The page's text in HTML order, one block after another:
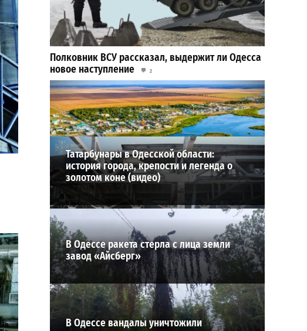
Полковник ВСУ рассказал, выдержит ли Одесса
новое наступление
2
27-07-2026 в 11:19
ВИБОР РЕДАКЦИИ
Татарбунары в Одесской области:
история города, крепости и легенда о
золотом коне (видео)
В Одессе ракета стерла с лица земли
завод «Айсберг»
В Одессе вандалы уничтожили